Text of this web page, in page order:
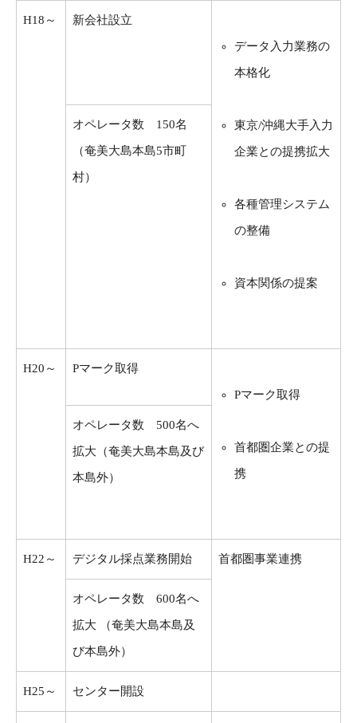
H18～ 新会社設立
データ入力業務の
本格化
東京/沖縄大手入力
企業との提携拡大
各種管理システム
の整備
資本関係の提案
オペレータ数 150名
（奄美大島本島5市町
村）
H20～ Pマーク取得
Pマーク取得
首都圏企業との提
携
オペレータ数 500名へ
拡大（奄美大島本島及び
本島外）
H22～ デジタル採点業務開始 首都圏事業連携
オペレータ数 600名へ
拡大 （奄美大島本島及
び本島外）
H25～ センター開設